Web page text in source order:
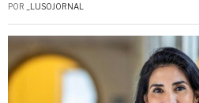
POR _LUSOJORNAL